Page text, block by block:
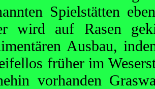
Spielstätten
wird auf Rasen
Ausbau,
früher im
vorhanden